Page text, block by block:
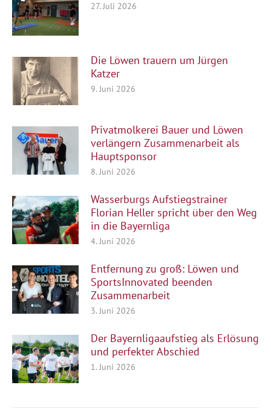
27. Juli 2026
Die Löwen trauern um Jürgen
Katzer
9. Juni 2026
Privatmolkerei Bauer und Löwen
verlängern Zusammenarbeit als
Hauptsponsor
8. Juni 2026
Wasserburgs Aufstiegstrainer
Florian Heller spricht über den Weg
in die Bayernliga
4. Juni 2026
Entfernung zu groß: Löwen und
SportsInnovated beenden
Zusammenarbeit
3. Juni 2026
Der Bayernligaaufstieg als Erlösung
und perfekter Abschied
1. Juni 2026